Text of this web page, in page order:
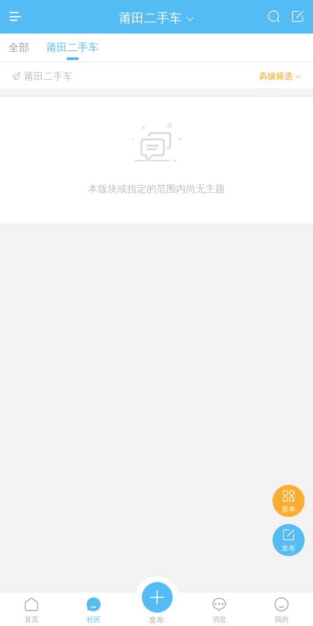
 莆田二手车  

全部 莆田二手车
高级筛选 
 莆田二手车

本版块或指定的范围内尚无主题

菜单

发布

首页

社区

发布

消息

我的